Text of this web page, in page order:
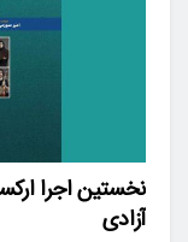
نخستین اجرا
آزادی